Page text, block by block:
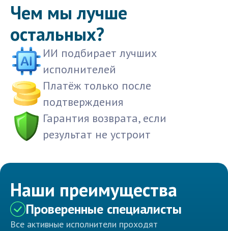
Чем мы лучше
остальных?
ИИ подбирает лучших
исполнителей
Платёж только после
подтверждения
Гарантия возврата, если
результат не устроит
Наши преимущества
Проверенные специалисты
Все активные исполнители проходят